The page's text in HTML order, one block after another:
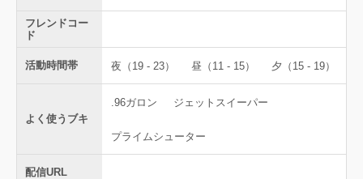
フレンドコー
ド
活動時間帯 夜（19 - 23） 昼（11 - 15） 夕（15 - 19）
よく使うブキ
.96ガロン ジェットスイーパー
プライムシューター
配信URL